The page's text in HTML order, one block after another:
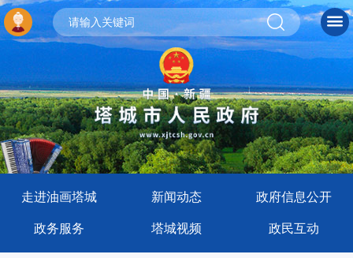
走进油画塔城 新闻动态 政府信息公开
政务服务 塔城视频 政民互动